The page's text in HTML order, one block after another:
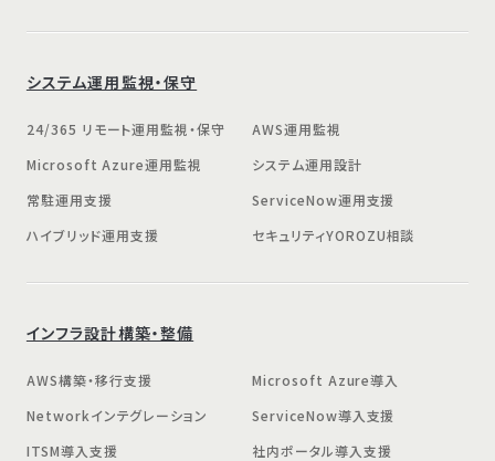
システム運用監視・保守
24/365 リモート運用監視・保守
AWS運用監視
Microsoft Azure運用監視
システム運用設計
常駐運用支援
ServiceNow運用支援
ハイブリッド運用支援
セキュリティYOROZU相談
インフラ設計構築・整備
AWS構築・移行支援
Microsoft Azure導入
Networkインテグレーション
ServiceNow導入支援
ITSM導入支援
社内ポータル導入支援